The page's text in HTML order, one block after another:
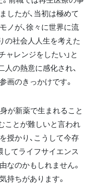
したが、当初は極めて
ノが、徐々に世界に流
の社会人人生を考えた
ャレンジをしたい」と
の熱意に感化され、
画のきっかけです。
が新薬で生まれること
ことが難しいと言われ
授かり、こうして今存
してライフサイエンス
なのかもしれません。
持ちがあります。